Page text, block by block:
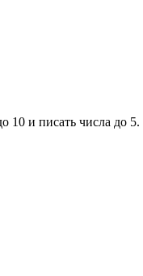
и писать числа до